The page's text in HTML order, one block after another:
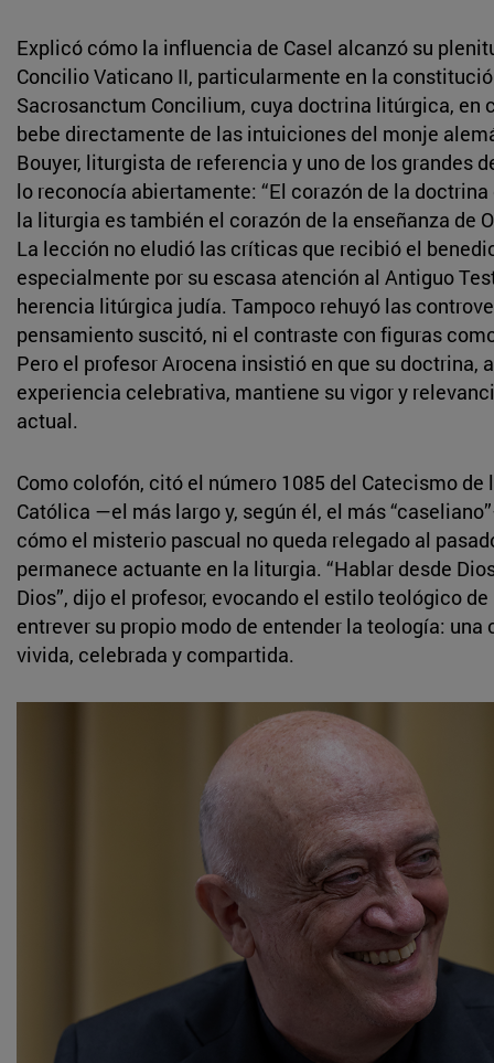
Explicó cómo la influencia de Casel alcanzó su
Concilio Vaticano II, particularmente en la
Sacrosanctum Concilium, cuya doctrina litúrgica, en
bebe directamente de las intuiciones del monje
Bouyer, liturgista de referencia y uno de los grandes
lo reconocía abiertamente: “El corazón de la
la liturgia es también el corazón de la enseñanza de
La lección no eludió las críticas que recibió el
especialmente por su escasa atención al Antiguo
herencia litúrgica judía. Tampoco rehuyó las
pensamiento suscitó, ni el contraste con figuras
Pero el profesor Arocena insistió en que su doctrina,
experiencia celebrativa, mantiene su vigor y
actual.
Como colofón, citó el número 1085 del Catecismo de
Católica —el más largo y, según él, el más
cómo el misterio pascual no queda relegado al
permanece actuante en la liturgia. “Hablar desde
Dios”, dijo el profesor, evocando el estilo teológico
entrever su propio modo de entender la teología:
vivida, celebrada y compartida.